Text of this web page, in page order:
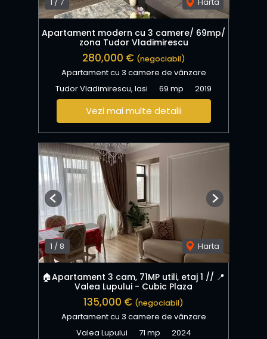
Apartament modern cu 3 camere/ 69mp/
zona Tudor Vladimirescu
280,000 € (negociabil)
Apartament cu 3 camere de vânzare
Tudor Vladimirescu, Iasi
69 mp 2019
Vezi mai multe detalii
1 /8 Harta
Previous Next
🏠Apartament 3 cam, 71MP utili, etaj 1 // 📍
Valea Lupului - Cubic Plaza
135,000 € (negociabil)
Apartament cu 3 camere de vânzare
Valea Lupului
71 mp 2024